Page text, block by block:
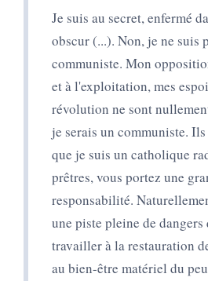
Je suis au secret, enfermé
obscur (...). Non, je ne suis
communiste. Mon
et à l'exploitation, mes
révolution ne sont
je serais un communiste.
que je suis un catholique
prêtres, vous portez une
responsabilité.
une piste pleine de
travailler à la restauration
au bien-être matériel du